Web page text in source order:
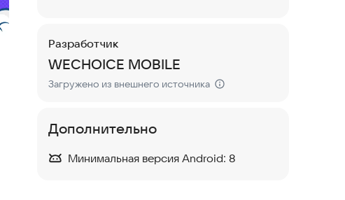
Разработчик
WECHOICE MOBILE
Загружено из внешнего источника
Дополнительно
Минимальная версия Android: 8